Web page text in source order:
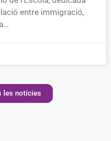
entre immigració,
les notícies